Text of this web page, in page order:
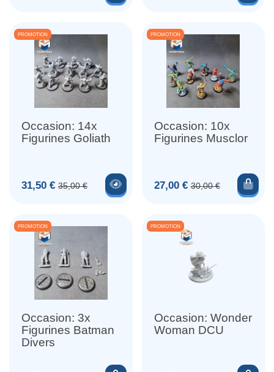
Occasion: 14x
Figurines Goliath
Prix
31,50 € Prix de base
35,00 €
PROMOTION
Voir le produit
Occasion: 10x
Figurines Musclor
Prix
27,00 €Prix de base
30,00 €
PROMOTION
Occasion: 3x
Figurines Batman
Divers
PROMOTION
Occasion: Wonder
Woman DCU
PROMOTION